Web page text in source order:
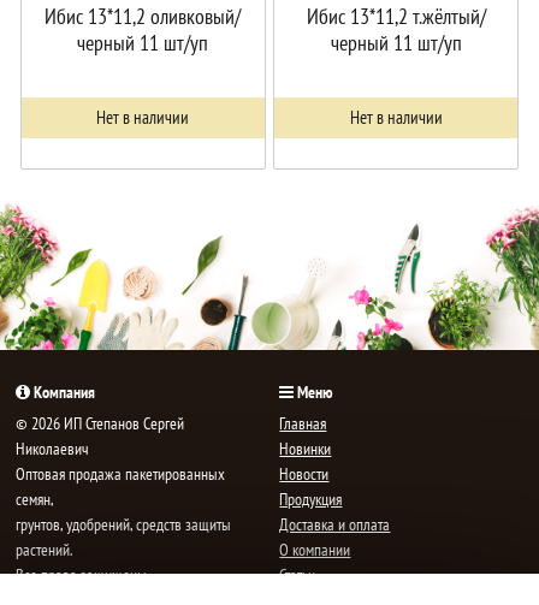
Ибис 13*11,2 оливковый/
черный 11 шт/уп
Нет в наличии
Ибис 13*11,2 т.жёлтый/
черный 11 шт/уп
Нет в наличии
Компания
© 2026 ИП Степанов Сергей
Николаевич
Oптовая продажа пакетированных
семян,
грунтов, удобрений, средств защиты
растений.
Все права защищены.
Меню
Главная
Новинки
Новости
Продукция
Доставка и оплата
О компании
Статьи